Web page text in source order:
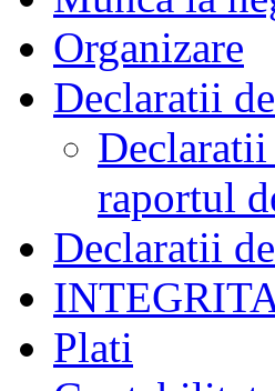
Organizare
Declaratii
raportul
Declaratii
Plati